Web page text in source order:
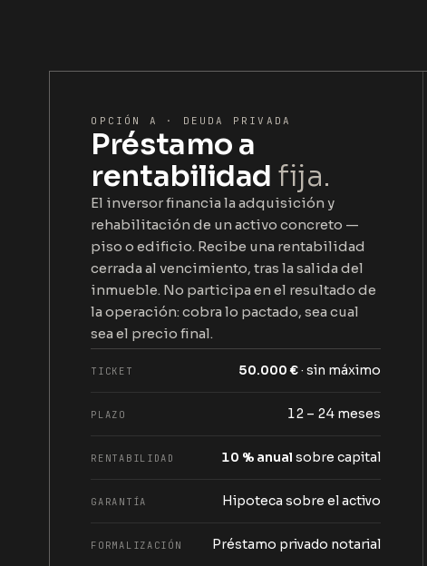
OPCIÓN A · DEUDA PRIVADA
Préstamo a
rentabilidad fija.
El inversor financia la adquisición y
rehabilitación de un activo concreto —
piso o edificio. Recibe una rentabilidad
cerrada al vencimiento, tras la salida del
inmueble. No participa en el resultado de
la operación: cobra lo pactado, sea cual
sea el precio final.
TICKET 50.000 €· sin máximo
PLAZO 12 – 24 meses
RENTABILIDAD 10 % anual sobre capital
GARANTÍA Hipoteca sobre el activo
FORMALIZACIÓN Préstamo privado notarial